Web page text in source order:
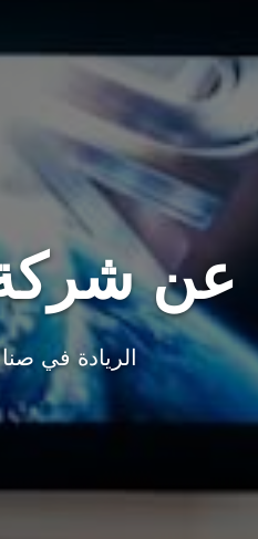
عن شركة
الريادة في